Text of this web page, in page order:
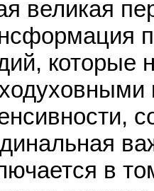
великая
которые
в